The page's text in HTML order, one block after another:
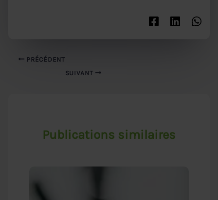
PRÉCÉDENT
SUIVANT
Publications similaires